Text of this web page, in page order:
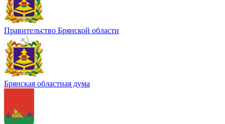
Правительство Брянской области
Брянская областная дума